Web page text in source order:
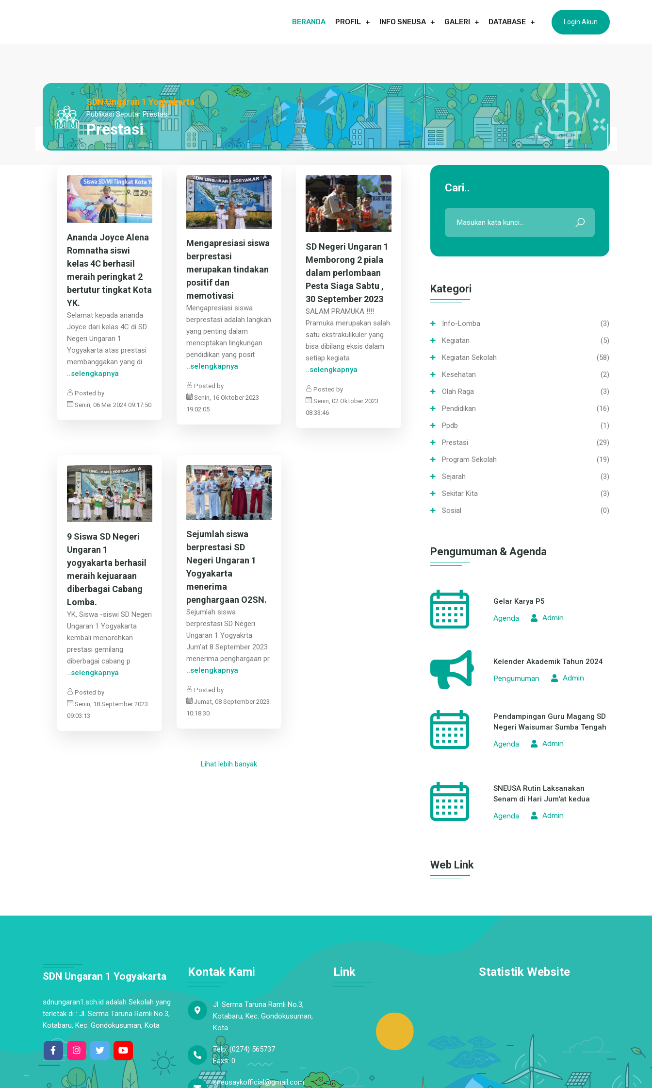
Login Akun
BERANDA PROFIL INFO SNEUSA GALERI DATABASE
SDN Ungaran 1 Yogyakarta
Publikasi Seputar Prestasi
Prestasi
Ananda Joyce Alena
Romnatha siswi
kelas 4C berhasil
meraih peringkat 2
bertutur tingkat Kota
YK.
Selamat kepada ananda
Joyce dari kelas 4C di SD
Negeri Ungaran 1
Yogyakarta atas prestasi
membanggakan yang di
..selengkapnya
Posted by
Senin, 06 Mei 2024 09:17:50
Mengapresiasi siswa
berprestasi
merupakan tindakan
positif dan
memotivasi
Mengapresiasi siswa
berprestasi adalah langkah
yang penting dalam
menciptakan lingkungan
pendidikan yang posit
..selengkapnya
Posted by
Senin, 16 Oktober 2023
19:02:05
SD Negeri Ungaran 1
Memborong 2 piala
dalam perlombaan
Pesta Siaga Sabtu ,
30 September 2023
SALAM PRAMUKA !!!!
Pramuka merupakan salah
satu ekstrakulikuler yang
bisa dibilang eksis dalam
setiap kegiata
..selengkapnya
Posted by
Senin, 02 Oktober 2023
08:33:46
9 Siswa SD Negeri
Ungaran 1
yogyakarta berhasil
meraih kejuaraan
diberbagai Cabang
Lomba.
YK, Siswa -siswi SD Negeri
Ungaran 1 Yogyakarta
kembali menorehkan
prestasi gemilang
diberbagai cabang p
..selengkapnya
Posted by
Senin, 18 September 2023
09:03:13
Sejumlah siswa
berprestasi SD
Negeri Ungaran 1
Yogyakarta
menerima
penghargaan O2SN.
Sejumlah siswa
berprestasi SD Negeri
Ungaran 1 Yogyakrta
Jum’at 8 September 2023
menerima penghargaan pr
..selengkapnya
Posted by
Jumat, 08 September 2023
10:18:30
Lihat lebih banyak
Cari..
Kategori
Info-Lomba
(3)
Kegiatan
(5)
Kegiatan Sekolah
(58)
Kesehatan
(2)
Olah Raga
(3)
Pendidikan
(16)
Ppdb
(1)
Prestasi
(29)
Program Sekolah
(19)
Sejarah
(3)
Sekitar Kita
(3)
Sosial
(0)
Pengumuman & Agenda
Gelar Karya P5
Agenda
Admin
Kelender Akademik Tahun 2024
Pengumuman
Admin
Pendampingan Guru Magang SD
Negeri Waisumar Sumba Tengah
Agenda
Admin
SNEUSA Rutin Laksanakan
Senam di Hari Jum'at kedua
Agenda
Admin
Web Link
SDN Ungaran 1 Yogyakarta
sdnungaran1.sch.id adalah Sekolah yang
terletak di : Jl. Serma Taruna Ramli No.3,
Kotabaru, Kec. Gondokusuman, Kota
Kontak Kami
Jl. Serma Taruna Ramli No.3,
Kotabaru, Kec. Gondokusuman,
Kota
Telp: (0274) 565737
Faxs: 0
sneusaykofficial@gmail.com
Link Statistik Website